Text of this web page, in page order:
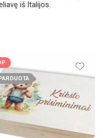
iš Italijos.